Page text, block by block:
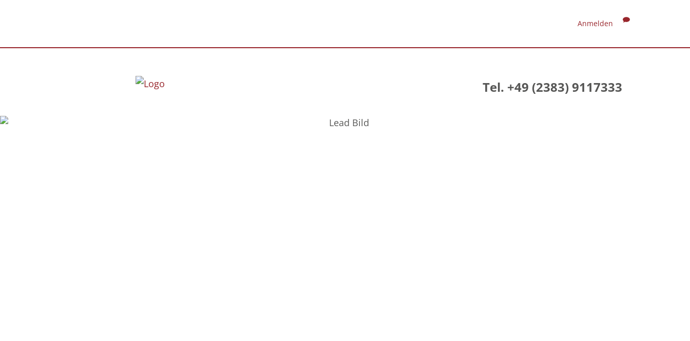
Anmelden
Tel. +49 (2383) 9117333